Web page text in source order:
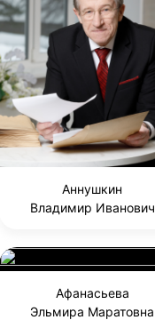
Аннушкин
Владимир Иванович
Афанасьева
Эльмира Маратовна